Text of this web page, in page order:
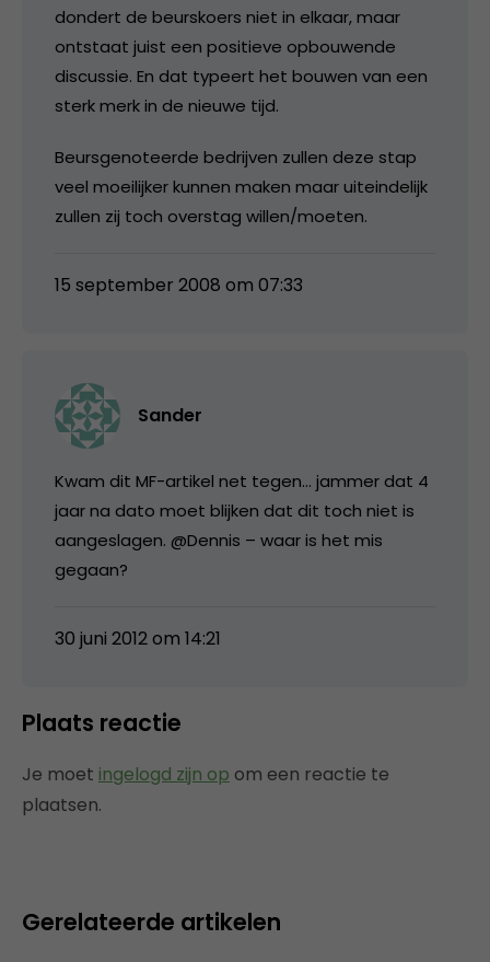
dondert de beurskoers niet in elkaar, maar
ontstaat juist een positieve opbouwende
discussie. En dat typeert het bouwen van een
sterk merk in de nieuwe tijd.
Beursgenoteerde bedrijven zullen deze stap
veel moeilijker kunnen maken maar uiteindelijk
zullen zij toch overstag willen/moeten.
15 september 2008 om 07:33
Sander
Kwam dit MF-artikel net tegen… jammer dat 4
jaar na dato moet blijken dat dit toch niet is
aangeslagen. @Dennis – waar is het mis
gegaan?
30 juni 2012 om 14:21
Plaats reactie
Je moet ingelogd zijn op om een reactie te
plaatsen.
Gerelateerde artikelen